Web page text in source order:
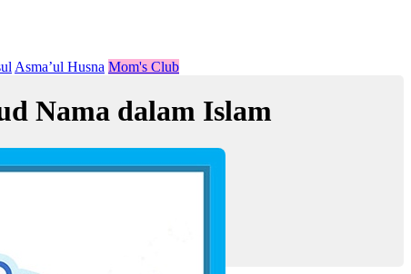
Asma’ul Husna Mom's Club
Nama dalam Islam